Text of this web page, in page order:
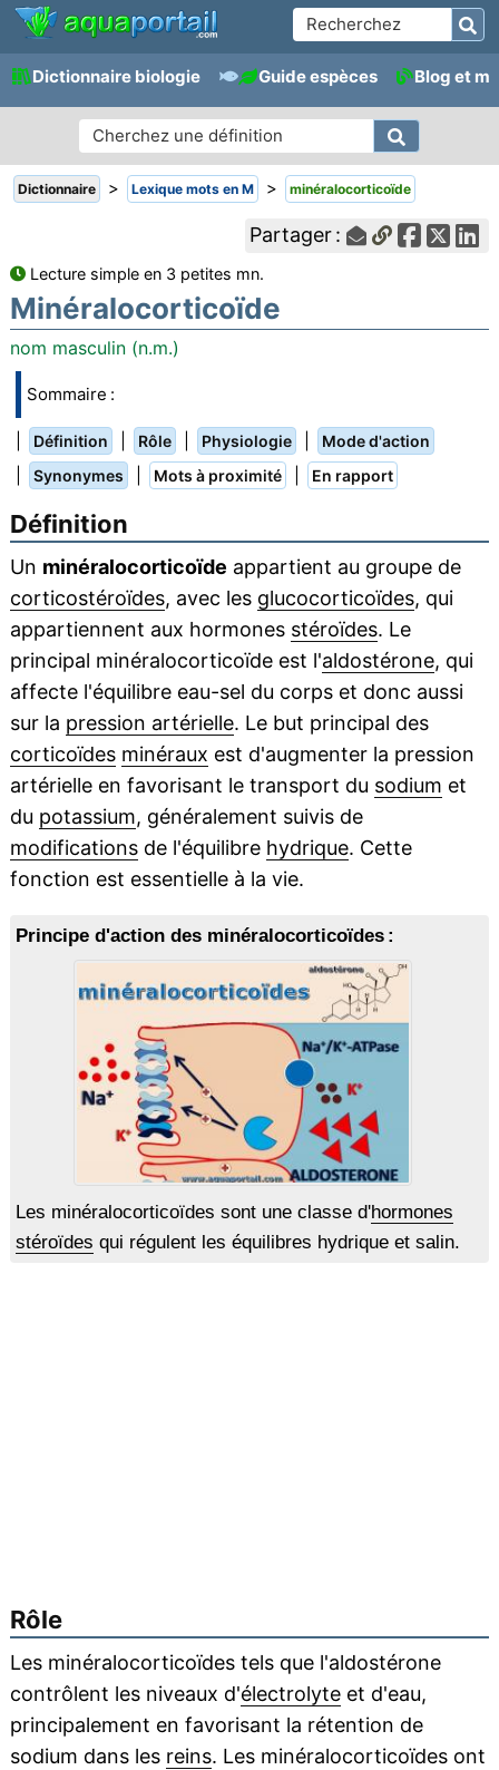
Dictionnaire biologie Guide espèces Blog et
Dictionnaire > Lexique mots en M > minéralocorticoïde
Partager :
Lecture simple en 3 petites mn.
Minéralocorticoïde
nom masculin (n.m.)
Sommaire :
Définition Rôle Physiologie Mode d'action
Synonymes Mots à proximité En rapport
Définition
Un minéralocorticoïde appartient au groupe de
corticostéroïdes, avec les glucocorticoïdes, qui
appartiennent aux hormones stéroïdes. Le
principal minéralocorticoïde est l'aldostérone, qui
affecte l'équilibre eau-sel du corps et donc aussi
sur la pression artérielle. Le but principal des
corticoïdes minéraux est d'augmenter la pression
artérielle en favorisant le transport du sodium et
du potassium, généralement suivis de
modificationsde l'équilibre hydrique. Cette
fonction est essentielle à la vie.
Principe d'action des minéralocorticoïdes :
Les minéralocorticoïdes sont une classe d'hormones
stéroïdes qui régulent les équilibres hydrique et salin.
Rôle
Les minéralocorticoïdes tels que l'aldostérone
contrôlent les niveaux d'électrolyteet d'eau,
principalement en favorisant la rétention de
sodium dans les reins. Les minéralocorticoïdes ont